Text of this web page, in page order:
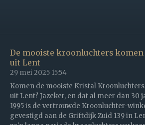
De mooiste kroonluchters komen
uit Lent
29 mei 2025 15:54
Komen de mooiste Kristal Kroonluchters
uit Lent? Jazeker, en dat al meer dan 30
1995 is de vertrouwde Kroonluchter-
gevestigd aan de Griftdijk Zuid 139 in